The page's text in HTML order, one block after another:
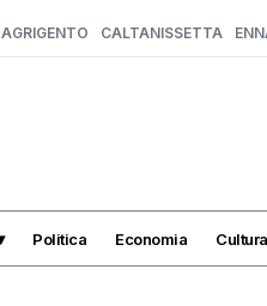
AGRIGENTO CALTANISSETTA
Politica Economia Cultura